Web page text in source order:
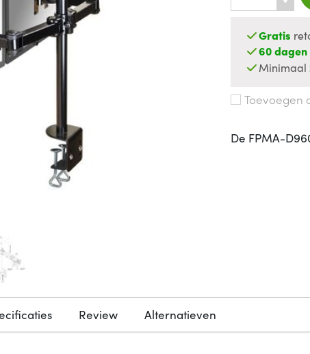
Gratis
60 dagen
Minimaal
Toevoegen
De FPMA-
Review Alternatieven